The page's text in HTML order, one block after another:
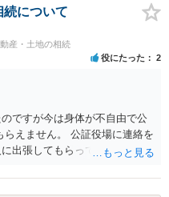
登記簿、固定資産評価証明
個別に相談した方がよいと思
について
産・土地の相続
役にたった 2
ですが今は身体が不自由で公
えません。 公証役場に連絡を
出張してもらって公正証書を
ら母に名義変更しておいた方